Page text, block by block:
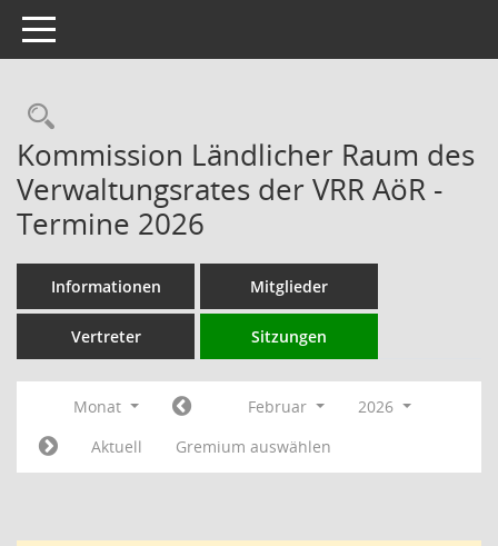
Toggle navigation
Rechercheauswahl
Kommission Ländlicher Raum des
Verwaltungsrates der VRR AöR -
Termine 2026
Informationen Mitglieder
Vertreter Sitzungen
Monat Februar
2026
Aktuell
Gremium auswählen